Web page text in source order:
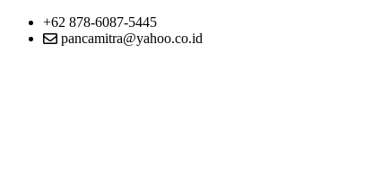
+62 878-6087-5445
pancamitra@yahoo.co.id